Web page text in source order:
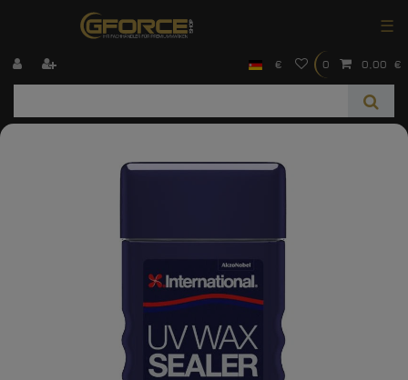
☰
€ 0 0,00 €